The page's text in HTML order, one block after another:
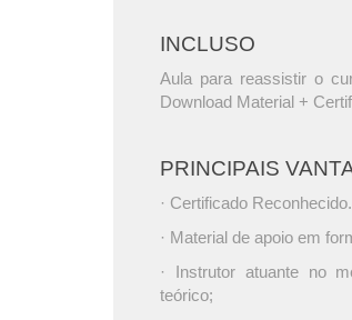
INCLUSO
Aula para reassistir o
Download Material +
PRINCIPAIS
· Certificado
· Material de apoio em
· Instrutor atuante no
teórico;